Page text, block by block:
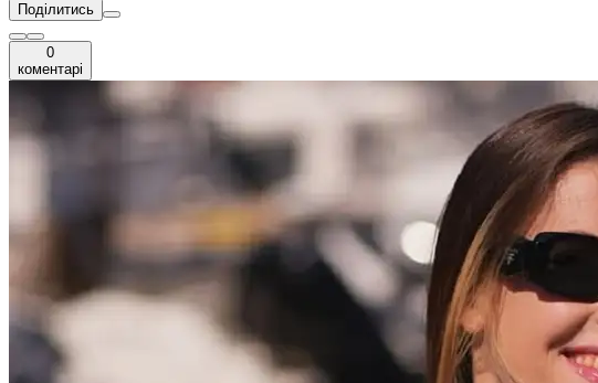
Поділитись
0
коментарі